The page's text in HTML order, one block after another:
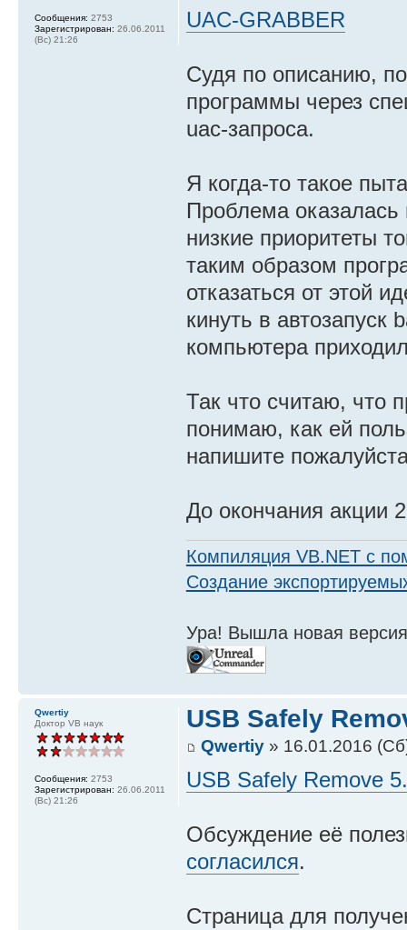
Сообщения: 2753
Зарегистрирован: 26.06.2011
(Вс) 21:26
UAC-GRABBER
Судя по описанию,
программы через
uac-запроса.
Я когда-то такое
Проблема
низкие приоритеты
таким образом
отказаться от этой
кинуть в автозапуск
компьютера
Так что считаю, что
понимаю, как ей
напишите
До окончания акции
Компиляция VB.NET с
Создание
Ура! Вышла новая
Qwertiy
Доктор VB наук
Сообщения: 2753
Зарегистрирован: 26.06.2011
(Вс) 21:26
USB Safely
Qwertiy» 16.01.2016
USB Safely Remove
Обсуждение её
согласился.
Страница для